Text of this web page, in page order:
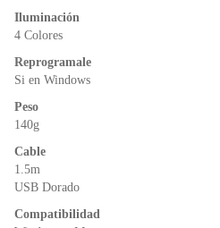
Iluminación
4 Colores
Reprogramale
Si en Windows
Peso
140g
Cable
1.5m
USB Dorado
Compatibilidad